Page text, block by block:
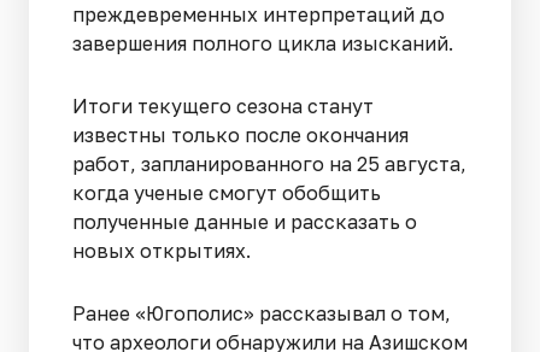
преждевременных интерпретаций до
завершения полного цикла изысканий.
Итоги текущего сезона станут
известны только после окончания
работ, запланированного на 25 августа,
когда ученые смогут обобщить
полученные данные и рассказать о
новых открытиях.
Ранее «Югополис» рассказывал о том,
что археологи обнаружили на Азишском